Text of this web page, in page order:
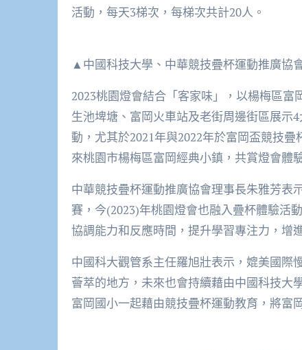
活動，每天3梯次，每梯次共計20人。
▲中國科技大學、中華競技疊杯運動推廣協
2023桃園燈會結合「客家味」，以楊梅區
生池埤塘、富岡火車站及老街周邊街區展示
動，尤其於2021年與2022年於富岡盃競技
來桃園市楊梅區富岡經典小鎮，共賞燈會體
中華競技疊杯運動推廣協會理事長朱雅芳表
賽，今(2023)年桃園燈會也融入疊杯體驗活
協調能力和反應時間，提升學習專注力，增
中國科大觀管系主任羅旭壯表示，媲美國際
薈萃的地方，未來也會持續藉由中國科技大
富岡國小一起藉由競技疊杯運動教育，將富